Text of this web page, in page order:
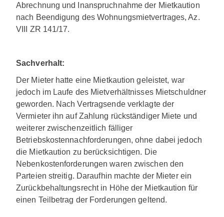
Abrechnung und Inanspruchnahme der Mietkaution
nach Beendigung des Wohnungsmietvertrages, Az.
VIII ZR 141/17.
Sachverhalt:
Der Mieter hatte eine Mietkaution geleistet, war
jedoch im Laufe des Mietverhältnisses Mietschuldner
geworden. Nach Vertragsende verklagte der
Vermieter ihn auf Zahlung rückständiger Miete und
weiterer zwischenzeitlich fälliger
Betriebskostennachforderungen, ohne dabei jedoch
die Mietkaution zu berücksichtigen. Die
Nebenkostenforderungen waren zwischen den
Parteien streitig. Daraufhin machte der Mieter ein
Zurückbehaltungsrecht in Höhe der Mietkaution für
einen Teilbetrag der Forderungen geltend.